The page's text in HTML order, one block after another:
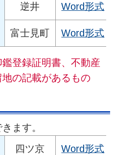
逆井 Word形式
富士見町 Word形式
登録証明書、不動産
の記載があるもの
ます。
四ツ京 Word形式